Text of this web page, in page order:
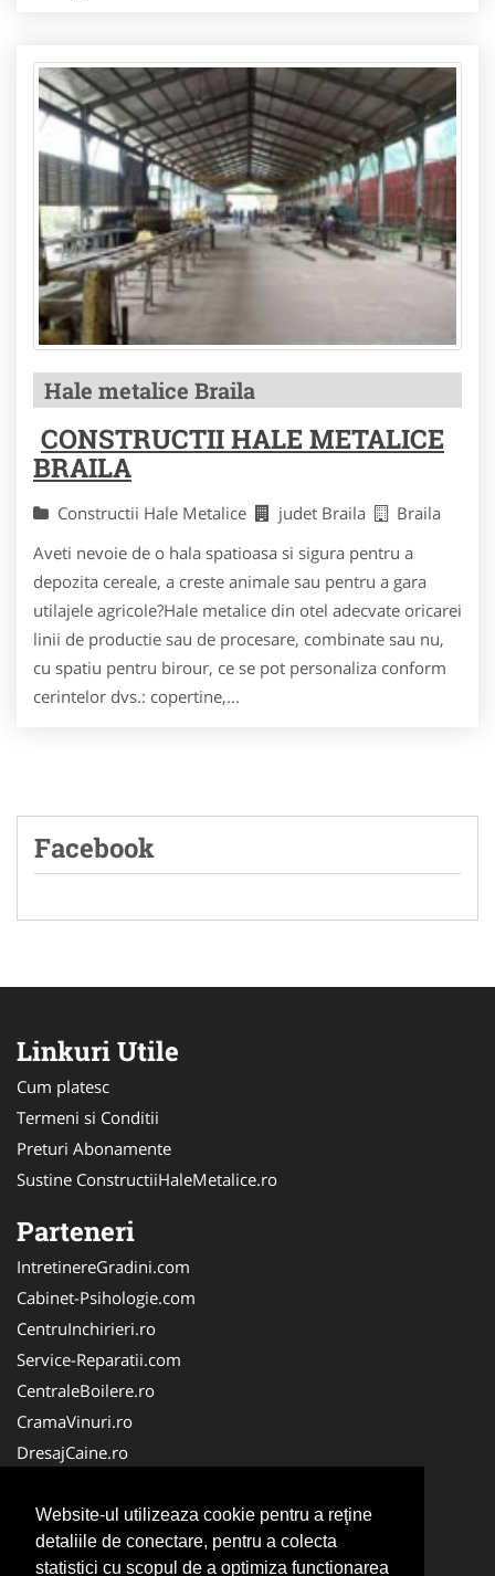
Website-ul utilizeaza cookie pentru a reţine
detaliile de conectare, pentru a colecta
statistici cu scopul de a optimiza functionarea
Hale metalice Braila
CONSTRUCTII HALE METALICE
BRAILA
Constructii Hale Metalice judet Braila
Braila
Aveti nevoie de o hala spatioasa si sigura pentru a
depozita cereale, a creste animale sau pentru a gara
utilajele agricole?Hale metalice din otel adecvate oricarei
linii de productie sau de procesare, combinate sau nu,
cu spatiu pentru birour, ce se pot personaliza conform
cerintelor dvs.: copertine,...
Facebook
Linkuri Utile
Cum platesc
Termeni si Conditii
Preturi Abonamente
Sustine ConstructiiHaleMetalice.ro
Parteneri
IntretinereGradini.com
Cabinet-Psihologie.com
CentruInchirieri.ro
Service-Reparatii.com
CentraleBoilere.ro
CramaVinuri.ro
DresajCaine.ro
Alpinist-Utilitar.com
Birouri-Cadastru.ro